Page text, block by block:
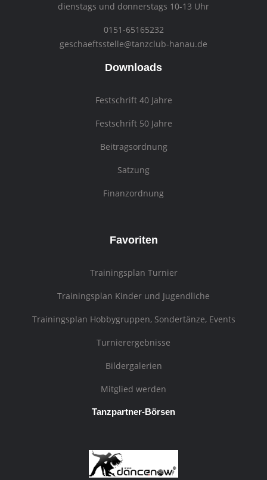
dienstags und donnerstags 10-13 Uhr
0151-65165232
geschaeftsstelle@tanzclub-hanau.de
Downloads
Festschrift 40 Jahre
Festschrift 50 Jahre
Beitragsordnung
Satzung
Finanzordnung
Favoriten
Trainingsplan Turnier
Trainingsplan Kinder und Jugendliche
Trainingsplan Hobbygruppen, Sondertänze, Events
Turnierergebnisse
Bildergalerien
Mitglied werden
Tanzpartner-Börsen